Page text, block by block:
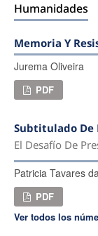
Humanidades
Memoria Y
Jurema Oliveira
PDF
Subtitulado
El Desafío De
Patricia Tavares
PDF
Ver todos los